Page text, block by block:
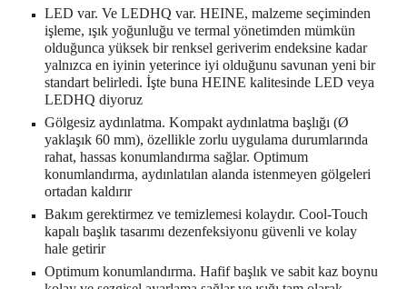
LED var. Ve LEDHQ var. HEINE, malzeme seçiminden
işleme, ışık yoğunluğu ve termal yönetimden mümkün
olduğunca yüksek bir renksel geriverim endeksine kadar
yalnızca en iyinin yeterince iyi olduğunu savunan yeni bir
standart belirledi. İşte buna HEINE kalitesinde LED veya
LEDHQ diyoruz
Gölgesiz aydınlatma. Kompakt aydınlatma başlığı (Ø
yaklaşık 60 mm), özellikle zorlu uygulama durumlarında
rahat, hassas konumlandırma sağlar. Optimum
konumlandırma, aydınlatılan alanda istenmeyen gölgeleri
ortadan kaldırır
Bakım gerektirmez ve temizlemesi kolaydır. Cool-Touch
kapalı başlık tasarımı dezenfeksiyonu güvenli ve kolay
hale getirir
Optimum konumlandırma. Hafif başlık ve sabit kaz boynu